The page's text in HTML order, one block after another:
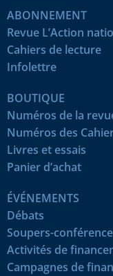
ABONNEMENT
Revue L’Action
Cahiers de lecture
Infolettre
BOUTIQUE
Numéros de la
Numéros des
Livres et essais
Panier d’achat
ÉVÉNEMENTS
Débats
Soupers-
Activités de
Campagnes de